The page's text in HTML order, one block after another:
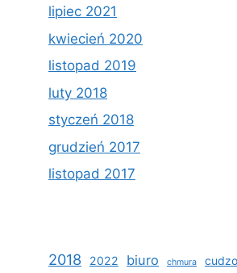
lipiec 2021
kwiecień 2020
listopad 2019
luty 2018
styczeń 2018
grudzień 2017
listopad 2017
2018 2022 biuro chmura